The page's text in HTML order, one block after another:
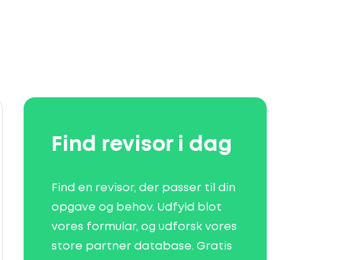
Find revisor i dag
Find en revisor, der passer til din
opgave og behov. Udfyld blot
vores formular, og udforsk vores
store partner database. Gratis